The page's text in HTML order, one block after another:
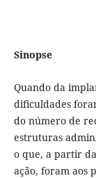
Sinopse
Quando da
dificuldades
do número de
estruturas
o que, a partir
ação, foram aos